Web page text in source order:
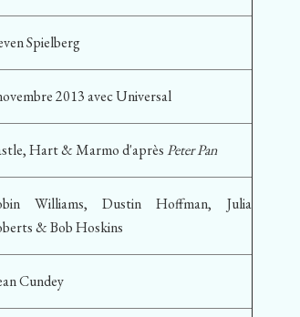
Spielberg
2013 avec Universal
Hart & Marmo d'aprèsPeter Pan
Williams, Dustin Hoffman, Julia
& Bob Hoskins
Cundey